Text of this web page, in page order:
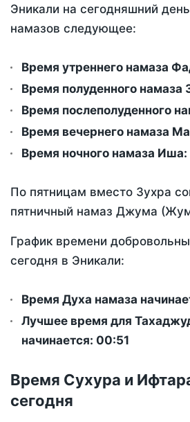
Эникали на сегодняшний
намазов следующее:
Время утреннего намаза
Время полуденного намаза
Время послеполуденного
Время вечернего намаза
Время ночного намаза Иша:
По пятницам вместо Зухра
пятничный намаз Джума
График времени
сегодня в Эникали:
Время Духа намаза
Лучшее время для
начинается: 00:51
Время Сухура и
сегодня